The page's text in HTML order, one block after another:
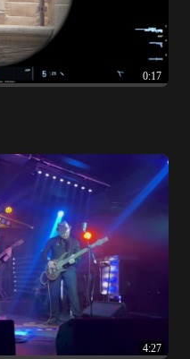
0:17
4:27